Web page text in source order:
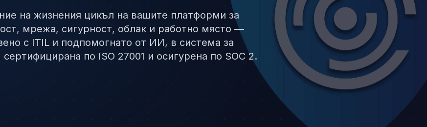
на жизнения цикъл на вашите платформи за
мрежа, сигурност, облак и работно място —
с ITIL и подпомогнато от ИИ, в система за
по ISO 27001 и осигурена по SOC 2.